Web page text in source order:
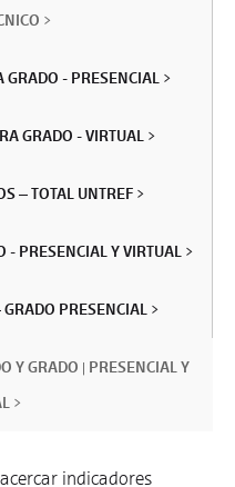
>
GRADO - PRESENCIAL >
GRADO - VIRTUAL >
– TOTAL UNTREF >
- PRESENCIAL Y VIRTUAL >
PRESENCIAL >
Y GRADO | PRESENCIAL Y
>
indicadores